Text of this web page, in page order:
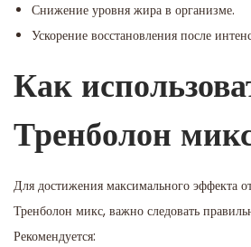
Снижение уровня жира в организме.
Ускорение восстановления после
Как
Тренболон
Для достижения максимального эффекта
Тренболон микс, важно следовать
Рекомендуется: